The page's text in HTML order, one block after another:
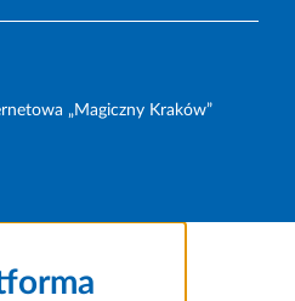
„Magiczny Kraków”